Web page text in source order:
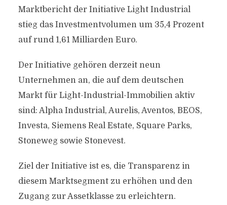
Marktbericht der Initiative Light Industrial
stieg das Investmentvolumen um 35,4 Prozent
auf rund 1,61 Milliarden Euro.
Der Initiative gehören derzeit neun
Unternehmen an, die auf dem deutschen
Markt für Light-Industrial-Immobilien aktiv
sind: Alpha Industrial, Aurelis, Aventos, BEOS,
Investa, Siemens Real Estate, Square Parks,
Stoneweg sowie Stonevest.
Ziel der Initiative ist es, die Transparenz in
diesem Marktsegment zu erhöhen und den
Zugang zur Assetklasse zu erleichtern.